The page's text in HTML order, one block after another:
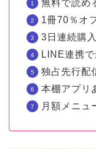
無料で読め
1冊70％オ
3日連続購
LINE連携
独占先行配
本棚アプリ
月額メニュ